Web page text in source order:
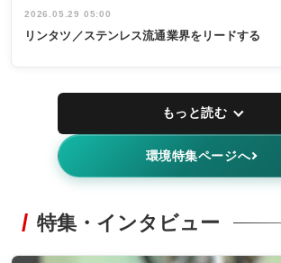
2026.05.29 05:00
リンタツ／ステンレス流通業界をリードする
もっと読む
環境特集ページへ
特集・インタビュー